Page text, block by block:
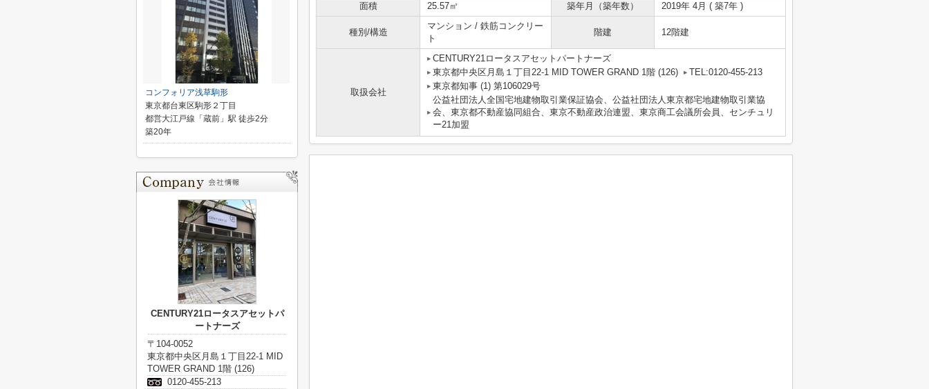
面積
25.57㎡ 築年月（築年数） 2019年 4月 ( 築7年 )
種別/構造
マンション / 鉄筋コンクリー
ト
階建 12階建
取扱会社
CENTURY21ロータスアセットパートナーズ
東京都中央区月島１丁目22-1 MID TOWER GRAND 1階 (126)
TEL:0120-455-213
東京都知事 (1) 第106029号
公益社団法人全国宅地建物取引業保証協会、公益社団法人東京都宅地建物取引業協
会、東京都不動産協同組合、東京不動産政治連盟、東京商工会議所会員、センチュリ
ー21加盟
コンフォリア浅草駒形
東京都台東区駒形２丁目
都営大江戸線「蔵前」駅 徒歩2分
築20年
CENTURY21ロータスアセットパ
ートナーズ
〒104-0052
東京都中央区月島１丁目22-1 MID
TOWER GRAND 1階 (126)
0120-455-213